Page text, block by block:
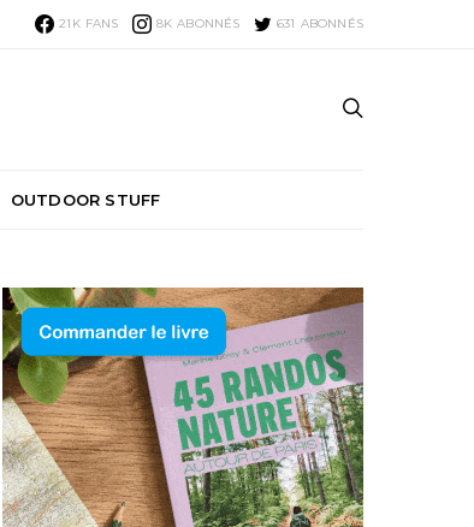
21K FANS 8K ABONNÉS 631 ABONNÉS
OUTDOOR STUFF